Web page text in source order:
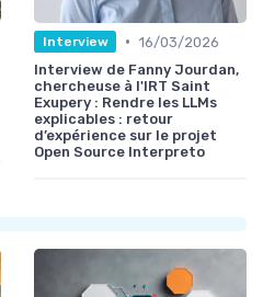
Interview • 16/03/2026
Interview de Fanny Jourdan,
chercheuse à l'IRT Saint
Exupery : Rendre les LLMs
explicables : retour
d’expérience sur le projet
Open Source Interpreto